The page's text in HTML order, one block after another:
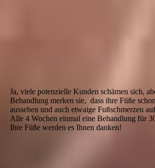
Ja, viele potenzielle Kunden schämen sich,
Behandlung merken sie, dass ihre Füße
aussehen und auch etwaige Fußschmerzen
Alle 4 Wochen einmal eine Behandlung für
Ihre Füße werden es Ihnen danken!